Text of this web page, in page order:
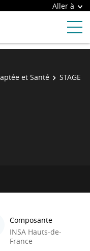
Aller à
et Santé
STAGE
Composante
INSA Hauts-de-
France